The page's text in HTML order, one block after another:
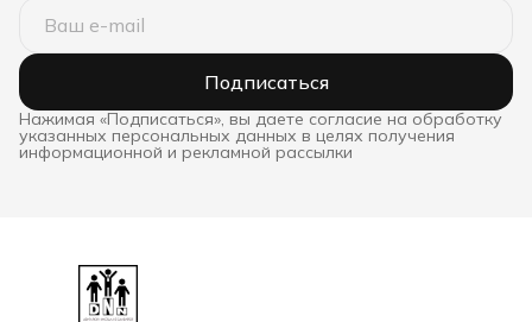
Подписаться
Нажимая «Подписаться», вы даете согласие на обработку
указанных персональных данных в целях получения
информационной и рекламной рассылки